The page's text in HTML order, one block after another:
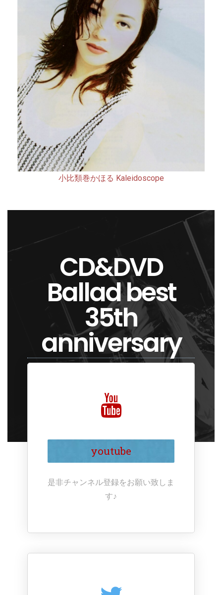
小比類巻かほる Kaleidoscope
CD&DVD
Ballad best
35th
anniversary
shop
youtube
是非チャンネル登録をお願い致しま
す♪